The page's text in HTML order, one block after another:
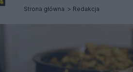
Strona główna Redakcja